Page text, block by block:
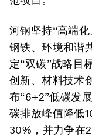
河钢坚持“高端化
钢铁、环境和谐
定“双碳”战略目
创新、材料技术
布“6+2”低碳发
碳排放峰值降低
30%，并力争在